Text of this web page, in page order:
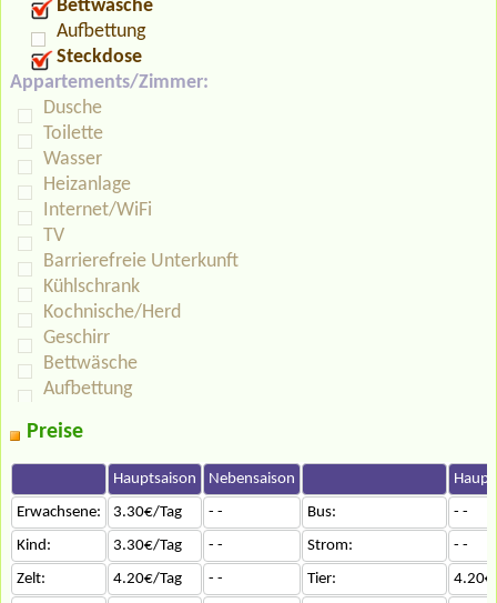
Bettwäsche
Aufbettung
Steckdose
Appartements/Zimmer:
Dusche
Toilette
Wasser
Heizanlage
Internet/WiFi
TV
Barrierefreie Unterkunft
Kühlschrank
Kochnische/Herd
Geschirr
Bettwäsche
Aufbettung
Preise
Hauptsaison Nebensaison
Erwachsene:
3.30€/Tag - - Bus:
- -
Kind:
3.30€/Tag - - Strom:
- -
Zelt:
4.20€/Tag - - Tier: